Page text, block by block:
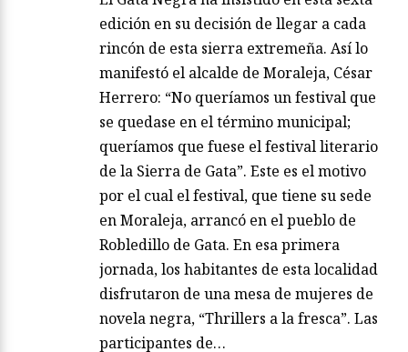
edición en su decisión de llegar a cada
rincón de esta sierra extremeña. Así lo
manifestó el alcalde de Moraleja, César
Herrero: “No queríamos un festival que
se quedase en el término municipal;
queríamos que fuese el festival literario
de la Sierra de Gata”. Este es el motivo
por el cual el festival, que tiene su sede
en Moraleja, arrancó en el pueblo de
Robledillo de Gata. En esa primera
jornada, los habitantes de esta localidad
disfrutaron de una mesa de mujeres de
novela negra, “Thrillers a la fresca”. Las
participantes de…